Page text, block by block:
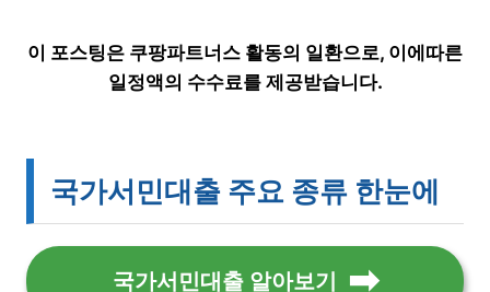
이 포스팅은 쿠팡파트너스 활동의 일환으로, 이에따른
일정액의 수수료를 제공받습니다.
국가서민대출 주요 종류 한눈에
국가서민대출 알아보기